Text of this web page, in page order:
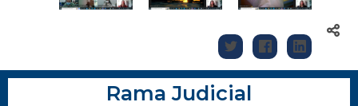
Rama Judicial